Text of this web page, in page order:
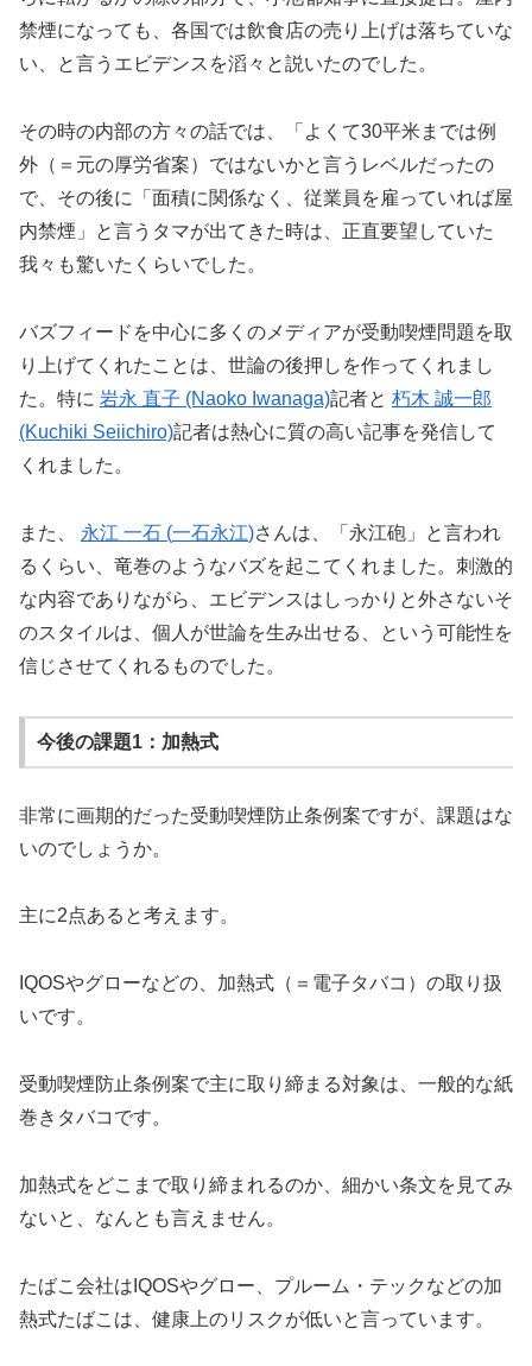
禁煙になっても、各国では飲食店の売り上げは落ちていな
い、と言うエビデンスを滔々と説いたのでした。
その時の内部の方々の話では、「よくて30平米までは例
外（＝元の厚労省案）ではないかと言うレベルだったの
で、その後に「面積に関係なく、従業員を雇っていれば屋
内禁煙」と言うタマが出てきた時は、正直要望していた
我々も驚いたくらいでした。
バズフィードを中心に多くのメディアが受動喫煙問題を取
り上げてくれたことは、世論の後押しを作ってくれまし
た。特に 岩永 直子 (Naoko Iwanaga)記者と 朽木 誠一郎
(Kuchiki Seiichiro)記者は熱心に質の高い記事を発信して
くれました。
また、 永江 一石 (一石永江)さんは、「永江砲」と言われ
るくらい、竜巻のようなバズを起こてくれました。刺激的
な内容でありながら、エビデンスはしっかりと外さないそ
のスタイルは、個人が世論を生み出せる、という可能性を
信じさせてくれるものでした。
今後の課題1：加熱式
非常に画期的だった受動喫煙防止条例案ですが、課題はな
いのでしょうか。
主に2点あると考えます。
IQOSやグローなどの、加熱式（＝電子タバコ）の取り扱
いです。
受動喫煙防止条例案で主に取り締まる対象は、一般的な紙
巻きタバコです。
加熱式をどこまで取り締まれるのか、細かい条文を見てみ
ないと、なんとも言えません。
たばこ会社は IQOSやグロー、プルーム・テックなどの加
熱式たばこは、健康上のリスクが低いと言っています。